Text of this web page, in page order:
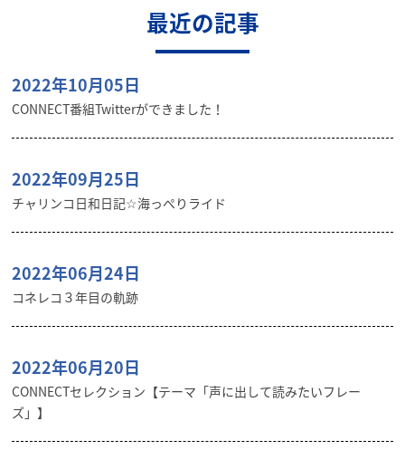
最近の記事
2022年10月05日
CONNECT番組Twitterができました！
2022年09月25日
チャリンコ日和日記☆海っぺりライド
2022年06月24日
コネレコ３年目の軌跡
2022年06月20日
CONNECTセレクション【テーマ「声に出して読みたいフレー
ズ」】